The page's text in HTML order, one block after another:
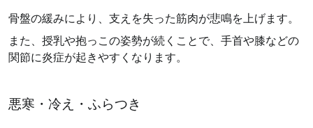
骨盤の緩みにより、支えを失った筋肉が悲鳴を上げます。
また、授乳や抱っこの姿勢が続くことで、手首や膝などの
関節に炎症が起きやすくなります。
悪寒・冷え・ふらつき